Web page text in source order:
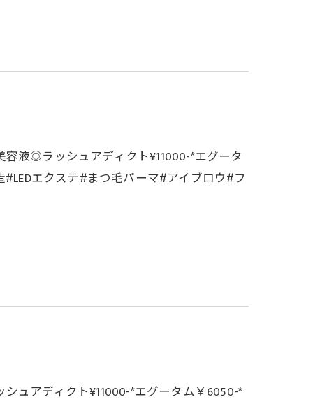
液◎ラッシュアディクト¥11000-*エグータ
エクステ#まつ毛パーマ#アイブロウ#フ
ュアディクト¥11000-*エグータム￥6050-*